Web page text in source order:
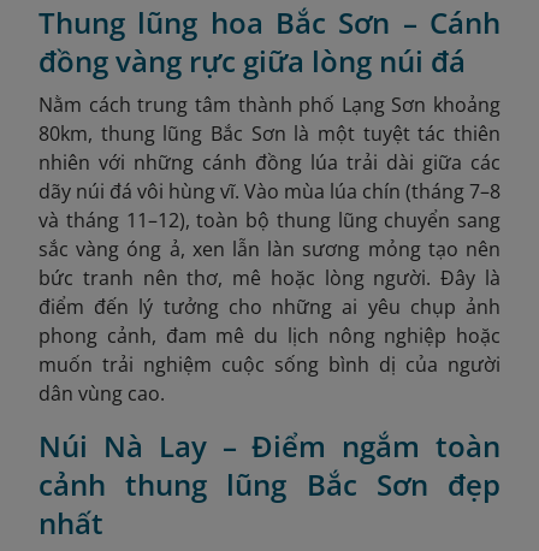
Thung lũng hoa Bắc Sơn – Cánh
đồng vàng rực giữa lòng núi đá
Nằm cách trung tâm thành phố Lạng Sơn khoảng
80km, thung lũng Bắc Sơn là một tuyệt tác thiên
nhiên với những cánh đồng lúa trải dài giữa các
dãy núi đá vôi hùng vĩ. Vào mùa lúa chín (tháng 7–8
và tháng 11–12), toàn bộ thung lũng chuyển sang
sắc vàng óng ả, xen lẫn làn sương mỏng tạo nên
bức tranh nên thơ, mê hoặc lòng người. Đây là
điểm đến lý tưởng cho những ai yêu chụp ảnh
phong cảnh, đam mê du lịch nông nghiệp hoặc
muốn trải nghiệm cuộc sống bình dị của người
dân vùng cao.
Núi Nà Lay – Điểm ngắm toàn
cảnh thung lũng Bắc Sơn đẹp
nhất